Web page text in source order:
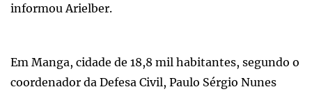
informou Arielber.
Em Manga, cidade de 18,8 mil habitantes, segundo o
coordenador da Defesa Civil, Paulo Sérgio Nunes